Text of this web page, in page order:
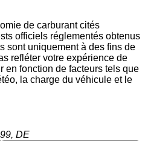
de carburant cités
officiels réglementés obtenus
sont uniquement à des fins de
refléter votre expérience de
en fonction de facteurs tels que
la charge du véhicule et le
DE